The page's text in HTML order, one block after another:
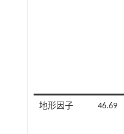
地形因子 46.69